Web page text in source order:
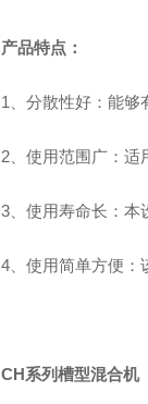
产品特点：
1、分散性好：能够
2、使用范围广：适
3、使用寿命长：本
4、使用简单方便：
CH系列槽型混合机